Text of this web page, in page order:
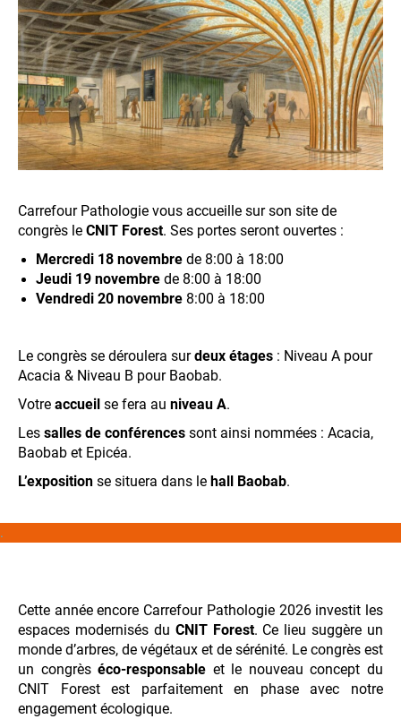
Carrefour Pathologie vous accueille sur son site de
congrès le CNIT Forest. Ses portes seront ouvertes :
Mercredi 18 novembre de 8:00 à 18:00
Jeudi 19 novembre de 8:00 à 18:00
Vendredi 20 novembre 8:00 à 18:00
Le congrès se déroulera surdeux étages : Niveau A pour
Acacia & Niveau B pour Baobab.
Votre accueil se fera au niveau A.
Les salles de conférences sont ainsi nommées : Acacia,
Baobab et Epicéa.
L’exposition se situera dans le hall Baobab.
.
Cette année encore Carrefour Pathologie 2026 investit les
espaces modernisés du CNIT Forest. Ce lieu suggère un
monde d’arbres, de végétaux et de sérénité. Le congrès est
un congrèséco-responsable et le nouveau concept du
CNIT Forest est parfaitement en phase avec notre
engagement écologique.